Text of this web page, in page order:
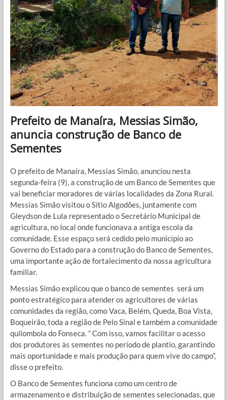
Prefeito de Manaíra, Messias Simão,
anuncia construção de Banco de
Sementes
O prefeito de Manaíra, Messias Simão, anunciou nesta
segunda-feira (9), a construção de um Banco de Sementes que
vai beneficiar moradores de várias localidades da Zona Rural.
Messias Simão visitou o Sítio Algodões, juntamente com
Gleydson de Lula representado o Secretário Municipal de
agricultura, no local onde funcionava a antiga escola da
comunidade. Esse espaço será cedido pelo município ao
Governo do Estado para a construção do Banco de Sementes,
uma importante ação de fortalecimento da nossa agricultura
familiar.
Messias Simão explicou que o banco de sementes será um
ponto estratégico para atender os agricultores de várias
comunidades da região, como Vaca, Belém, Queda, Boa Vista,
Boqueirão, toda a região de Pelo Sinal e também a comunidade
quilombola do Fonseca. ” Com isso, vamos facilitar o acesso
dos produtores às sementes no período de plantio, garantindo
mais oportunidade e mais produção para quem vive do campo”,
disse o prefeito.
O Banco de Sementes funciona como um centro de
armazenamento e distribuição de sementes selecionadas, que